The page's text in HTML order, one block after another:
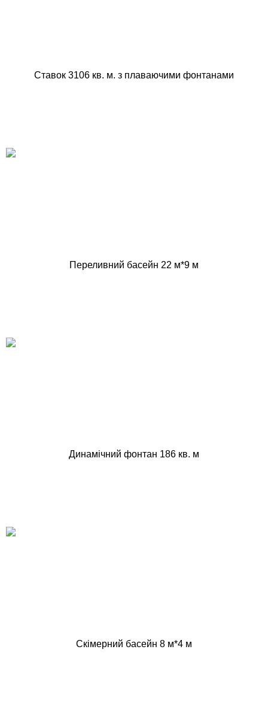
Ставок 3106 кв. м. з плаваючими фонтанами
Переливний басейн 22 м*9 м
Динамічний фонтан 186 кв. м
Скімерний басейн 8 м*4 м